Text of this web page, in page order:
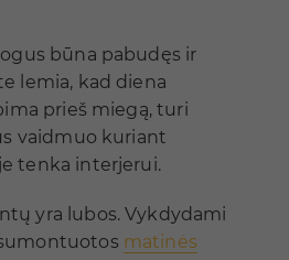
būna pabudęs ir
lemia, kad diena
prieš miegą, turi
vaidmuo kuriant
tenka interjerui.
yra lubos. Vykdydami
matinės